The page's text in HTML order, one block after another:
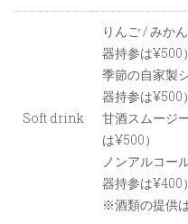
Soft drink
りんご / みか
器持参は¥500）
季節の自家製
器持参は¥500）
甘酒スムージ
は¥500）
ノンアルコー
器持参は¥400）
※酒類の提供